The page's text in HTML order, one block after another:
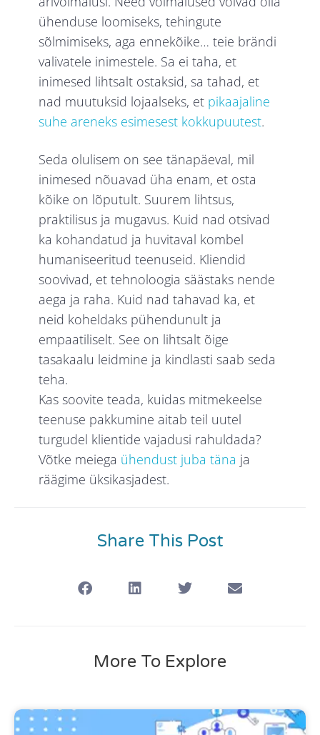
ühenduse loomiseks, tehingute
sõlmimiseks, aga ennekõike… teie brändi
valivatele inimestele. Sa ei taha, et
inimesed lihtsalt ostaksid, sa tahad, et
nad muutuksid lojaalseks, et pikaajaline
suhe areneks esimesest kokkupuutest.
Seda olulisem on see tänapäeval, mil
inimesed nõuavad üha enam, et osta
kõike on lõputult. Suurem lihtsus,
praktilisus ja mugavus. Kuid nad otsivad
ka kohandatud ja huvitaval kombel
humaniseeritud teenuseid. Kliendid
soovivad, et tehnoloogia säästaks nende
aega ja raha. Kuid nad tahavad ka, et
neid koheldaks pühendunult ja
empaatiliselt. See on lihtsalt õige
tasakaalu leidmine ja kindlasti saab seda
teha.
Kas soovite teada, kuidas mitmekeelse
teenuse pakkumine aitab teil uutel
turgudel klientide vajadusi rahuldada?
Võtke meiega ühendust juba täna ja
räägime üksikasjadest.
Share This Post
More To Explore